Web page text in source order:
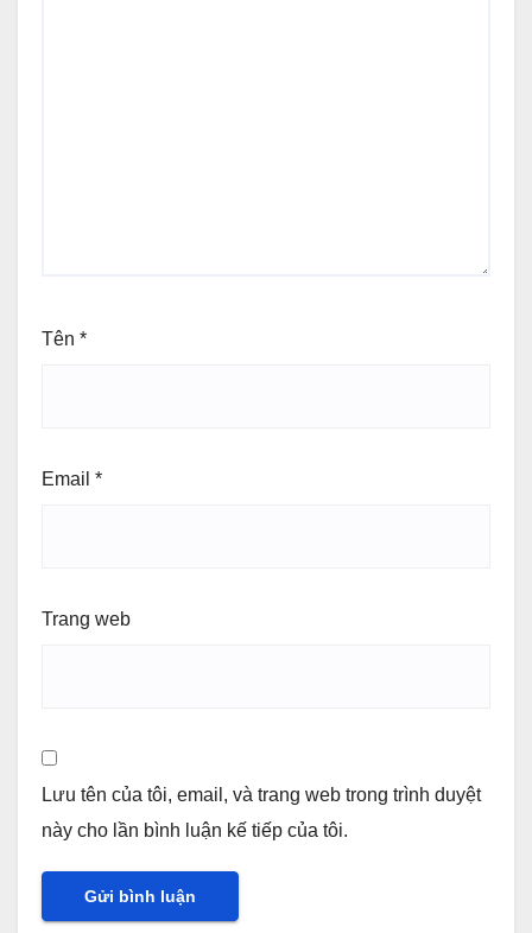
Tên *
Email *
Trang web
Lưu tên của tôi, email, và trang web trong trình duyệt
này cho lần bình luận kế tiếp của tôi.